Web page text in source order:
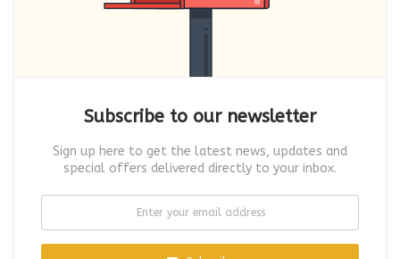
Subscribe to our newsletter
Sign up here to get the latest news, updates and
special offers delivered directly to your inbox.